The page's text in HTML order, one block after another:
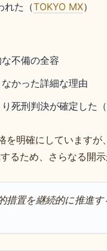
れた（TOKYO MX）
不備の全容
かった詳細な理由
死刑判決が確定した
を明確にしています
るため、さらなる開
措置を継続的に推進す